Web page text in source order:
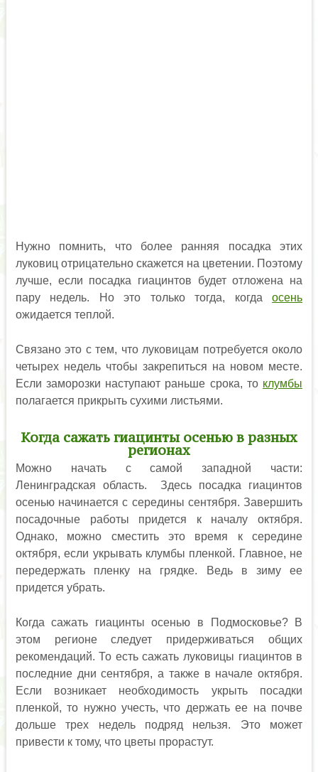
Нужно помнить, что более ранняя посадка этих
луковиц отрицательно скажется на цветении. Поэтому
лучше, если посадка гиацинтов будет отложена на
пару недель. Но это только тогда, когдаосень
ожидается теплой.
Связано это с тем, что луковицам потребуется около
четырех недель чтобы закрепиться на новом месте.
Если заморозки наступают раньше срока, то клумбы
полагается прикрыть сухими листьями.
Когда сажать гиацинты осенью в разных
регионах
Можно начать с самой западной части:
Ленинградская область. Здесь посадка гиацинтов
осенью начинается с середины сентября. Завершить
посадочные работы придется к началу октября.
Однако, можно сместить это время к середине
октября, если укрывать клумбы пленкой. Главное, не
передержать пленку на грядке. Ведь в зиму ее
придется убрать.
Когда сажать гиацинты осенью в Подмосковье? В
этом регионе следует придерживаться общих
рекомендаций. То есть сажать луковицы гиацинтов в
последние дни сентября, а также в начале октября.
Если возникает необходимость укрыть посадки
пленкой, то нужно учесть, что держать ее на почве
дольше трех недель подряд нельзя. Это может
привести к тому, что цветы прорастут.